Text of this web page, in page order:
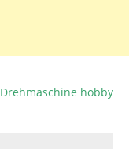
Drehmaschine hobby